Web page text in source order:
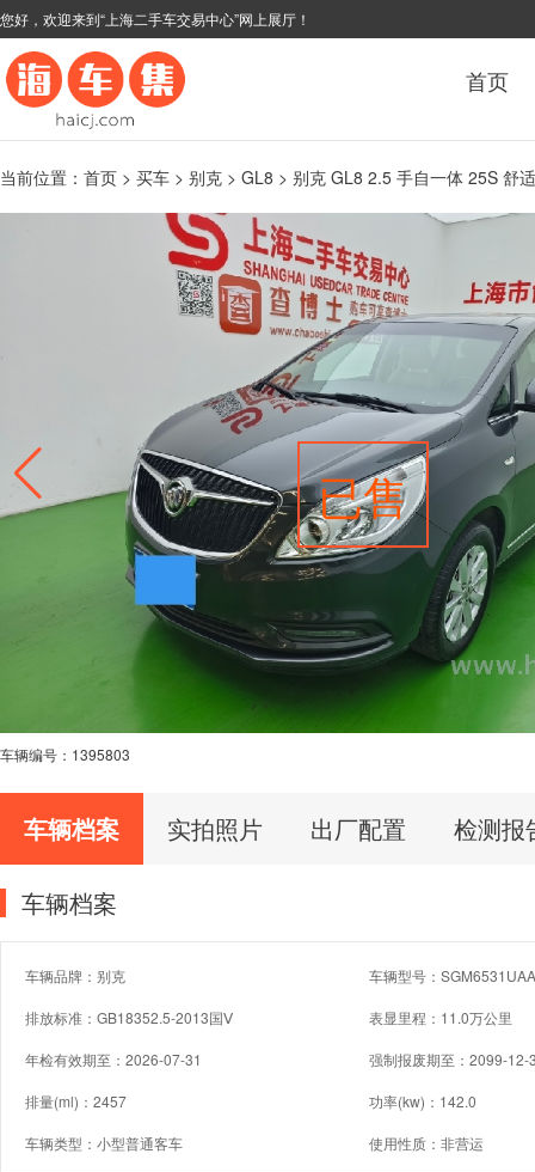
您好，欢迎来到“上海二手车交易中心”网上展厅！
首页
当前位置： 首页 > 买车 > 别克 > GL8 > 别克 GL8 2.5 手自一体 25S 舒
已售
车辆编号： 1395803
车辆档案 实拍照片 出厂配置 检测报
车辆档案
车辆品牌：别克 车辆型号：
排放标准：GB18352.5-2013国Ⅴ 表显里程：11.0万公里
年检有效期至：2026-07-31 强制报废期至：2099-12-
排量(ml)：2457 功率(kw)：142.0
车辆类型：小型普通客车 使用性质：非营运